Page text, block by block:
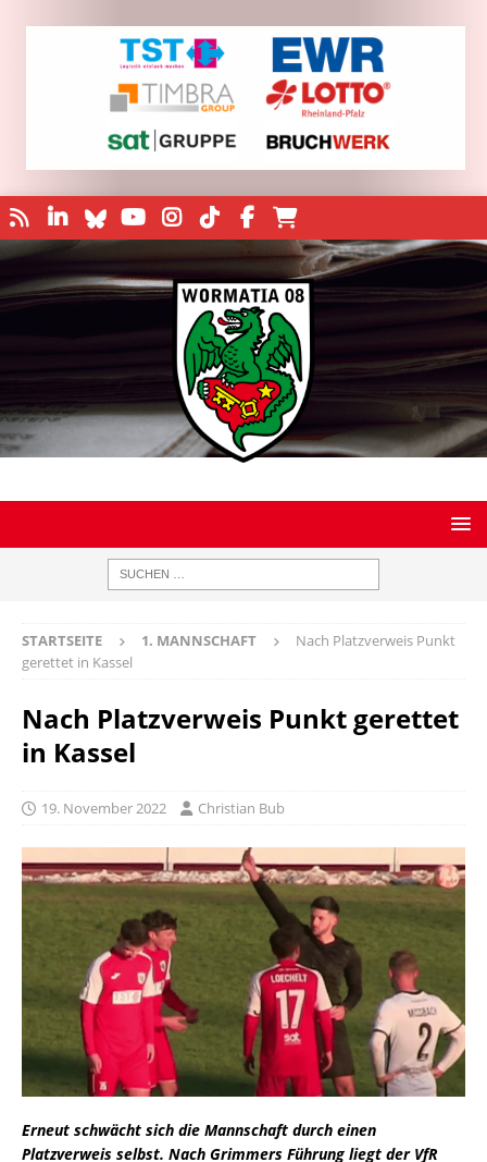
STARTSEITE 1. MANNSCHAFT
Nach Platzverweis Punkt
gerettet in Kassel
Nach Platzverweis Punkt gerettet
in Kassel
19. November 2022 Christian Bub
Erneut schwächt sich die Mannschaft durch einen
Platzverweis selbst. Nach Grimmers Führung liegt der VfR